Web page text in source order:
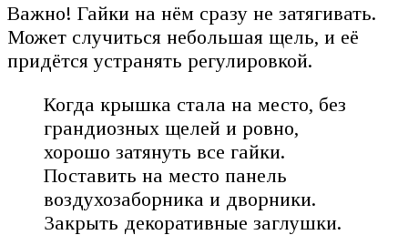
Важно! Гайки на нём сразу не затягивать.
Может случиться небольшая щель, и её
придётся устранять регулировкой.
Когда крышка стала на место, без
грандиозных щелей и ровно,
хорошо затянуть все гайки.
Поставить на место панель
воздухозаборника и дворники.
Закрыть декоративные заглушки.